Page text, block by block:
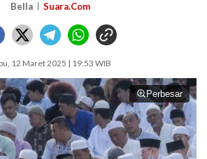
Bella Suara.Com
12 Maret 2025 | 19:53 WIB
Perbesar